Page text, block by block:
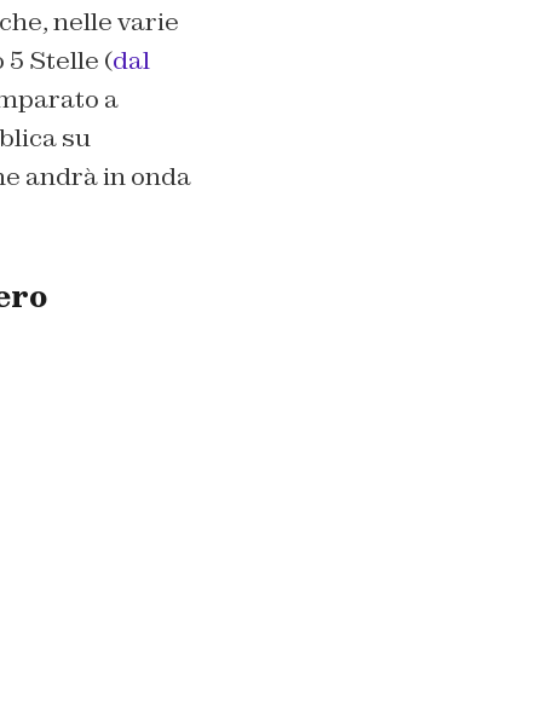
nelle varie
Stelle (dal
a
su
andrà in onda